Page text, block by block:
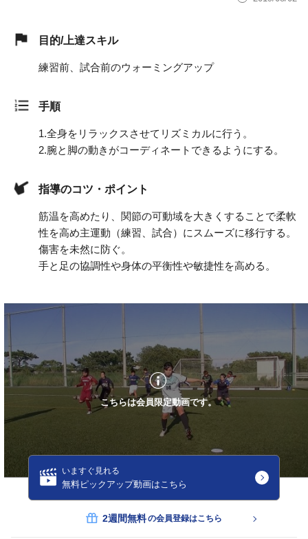
目的/上達スキル
練習前、試合前のウォーミングアップ
手順
1.全身をリラックスさせてリズミカルに行う。
2.腕と脚の動きがコーディネートできるようにする。
指導のコツ・ポイント
筋温を高めたり、関節の可動域を大きくすることで柔軟
性を高め主運動（練習、試合）にスムーズに移行する。
傷害を未然に防ぐ。
手と足の協調性や身体の平衡性や敏捷性を高める。
こちらは会員限定動画です。
いますぐ見れる
無料ピックアップ動画はこちら
2週間無料の会員登録はこちら